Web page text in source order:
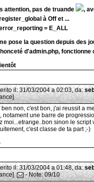
attention, pas de truande
,
à Off et ...
= E_ALL
pose la question depuis des
d'admin.php, fonctionne
il: 31/03/2004 a 02:03, da:
ben non, c'est bon, j'ai reussit a
notament une barre de
moi...etrange..bon sinon le
c'est classe de ta part ;-)
il: 31/03/2004 a 01:48, da:
- Note: 09/10